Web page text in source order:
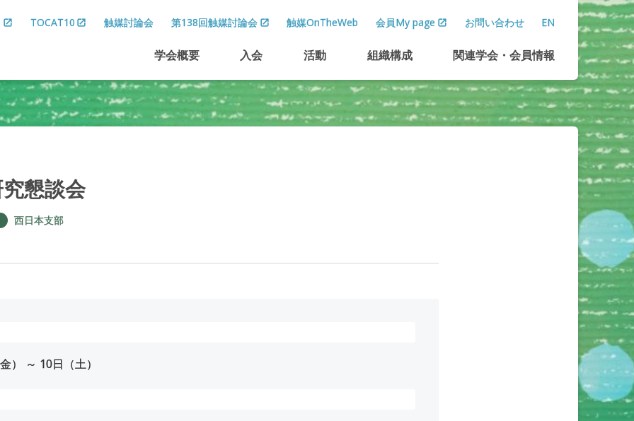
TOCAT10 触媒討論会 第138回触媒討論会 触媒OnTheWeb 会員My page お問い合わせ EN
学会概要 入会 活動 組織構成 関連学会 ・会員情報
懇談会
西日本支部
） ～ 10日（土）